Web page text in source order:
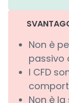
Non è
passivo
I CFD
Non è